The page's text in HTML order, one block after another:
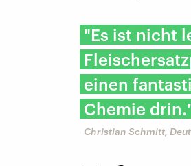
"Es ist nicht
einen
Chemie
Christian Schmitt,